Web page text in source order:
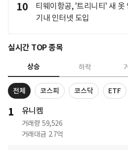
10
티웨이항공, '트리니티' 새
기내 인터넷 도입
실시간 TOP 종목
상승 하락
전체 코스피 코스닥 ETF
1 유니켐
거래량 59,526
거래대금 2.7억